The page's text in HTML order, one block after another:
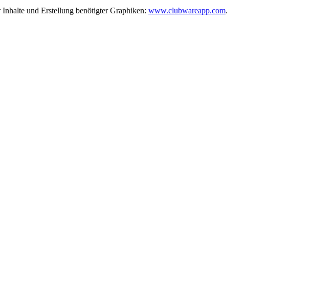
und Erstellung benötigter Graphiken: www.clubwareapp.com.